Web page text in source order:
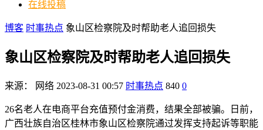
在线投稿
博客 时事热点 象山区检察院及时帮助老人追回损失
象山区检察院及时帮助老人追回损失
来源： 网络 2023-08-31 00:57 时事热点 840 0
26名老人在电商平台充值预付金消费，结果全部被骗。日前，
广西壮族自治区桂林市象山区检察院通过发挥支持起诉等职能